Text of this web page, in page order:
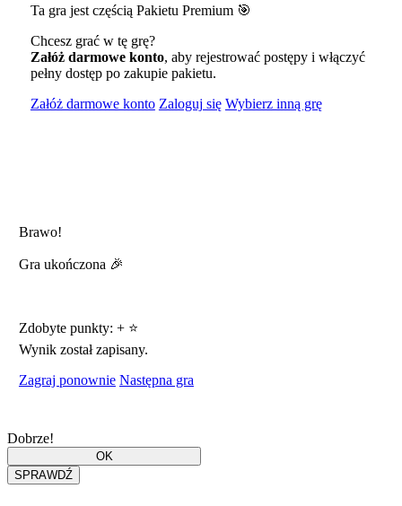
Ta gra jest częścią Pakietu Premium 🎯
Chcesz grać w tę grę?
Załóż darmowe konto, aby rejestrować postępy i włączyć
pełny dostęp po zakupie pakietu.
Załóż darmowe konto Zaloguj się Wybierz inną grę
Brawo!
Gra ukończona 🎉
Zdobyte punkty: +⭐
Wynik został zapisany.
Zagraj ponownie Następna gra
Dobrze!